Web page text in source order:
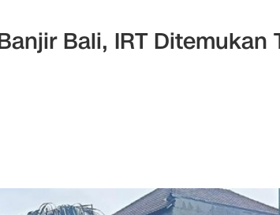
Bali, IRT Ditemukan